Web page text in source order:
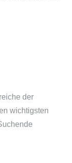
der
wichtigsten